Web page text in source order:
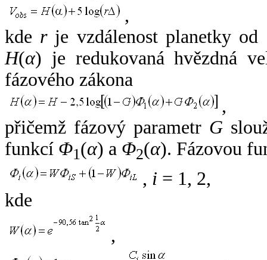
,
kde rje vzdálenost planetky od
H(α) je redukovaná hvězdná
fázového zákona
,
přičemž fázový parametr G
funkcí Φ1(α) a Φ2(α). Fázovou
, i = 1, 2,
kde
,